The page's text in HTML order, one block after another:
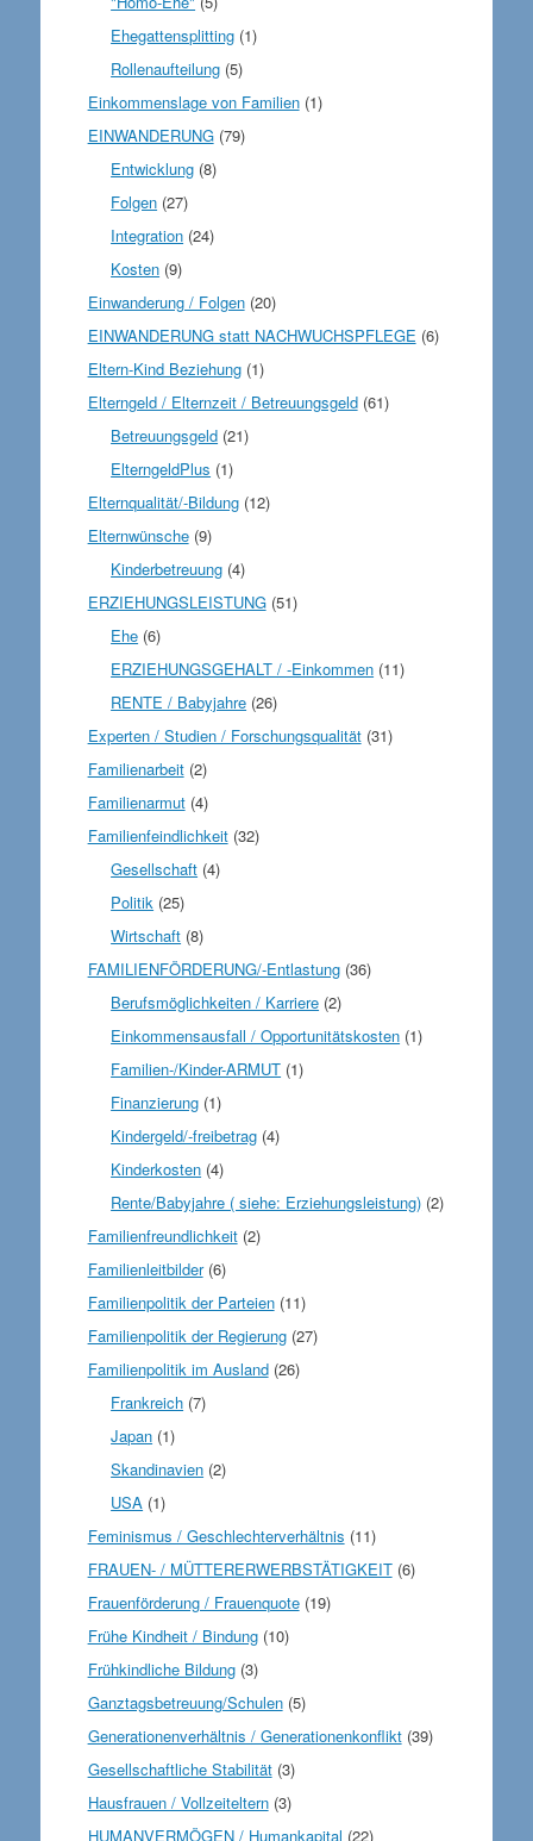
Ehegattensplitting (1)
Rollenaufteilung (5)
Einkommenslage von Familien(1)
EINWANDERUNG(79)
Entwicklung (8)
Folgen (27)
Integration (24)
Kosten (9)
Einwanderung / Folgen(20)
EINWANDERUNG statt NACHWUCHSPFLEGE (6)
Eltern-Kind Beziehung(1)
Elterngeld / Elternzeit / Betreuungsgeld(61)
Betreuungsgeld (21)
ElterngeldPlus (1)
Elternqualität/-Bildung(12)
Elternwünsche(9)
Kinderbetreuung (4)
ERZIEHUNGSLEISTUNG(51)
Ehe (6)
ERZIEHUNGSGEHALT / -Einkommen (11)
RENTE / Babyjahre (26)
Experten / Studien / Forschungsqualität(31)
Familienarbeit(2)
Familienarmut(4)
Familienfeindlichkeit(32)
Gesellschaft (4)
Politik (25)
Wirtschaft (8)
FAMILIENFÖRDERUNG/-Entlastung(36)
Berufsmöglichkeiten / Karriere (2)
Einkommensausfall / Opportunitätskosten (1)
Familien-/Kinder-ARMUT (1)
Finanzierung (1)
Kindergeld/-freibetrag (4)
Kinderkosten (4)
Rente/Babyjahre ( siehe: Erziehungsleistung) (2)
Familienfreundlichkeit(2)
Familienleitbilder(6)
Familienpolitik der Parteien(11)
Familienpolitik der Regierung(27)
Familienpolitik im Ausland(26)
Frankreich (7)
Japan (1)
Skandinavien (2)
USA (1)
Feminismus / Geschlechterverhältnis (11)
FRAUEN- / MÜTTERERWERBSTÄTIGKEIT(6)
Frauenförderung / Frauenquote(19)
Frühe Kindheit / Bindung(10)
Frühkindliche Bildung(3)
Ganztagsbetreuung/Schulen(5)
Generationenverhältnis / Generationenkonflikt(39)
Gesellschaftliche Stabilität(3)
Hausfrauen / Vollzeiteltern(3)
HUMANVERMÖGEN / Humankapital (22)